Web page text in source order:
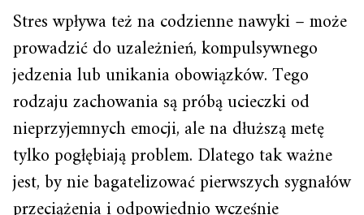
Stres wpływa też na codzienne nawyki – może
prowadzić do uzależnień, kompulsywnego
jedzenia lub unikania obowiązków. Tego
rodzaju zachowania są próbą ucieczki od
nieprzyjemnych emocji, ale na dłuższą metę
tylko pogłębiają problem. Dlatego tak ważne
jest, by nie bagatelizować pierwszych sygnałów